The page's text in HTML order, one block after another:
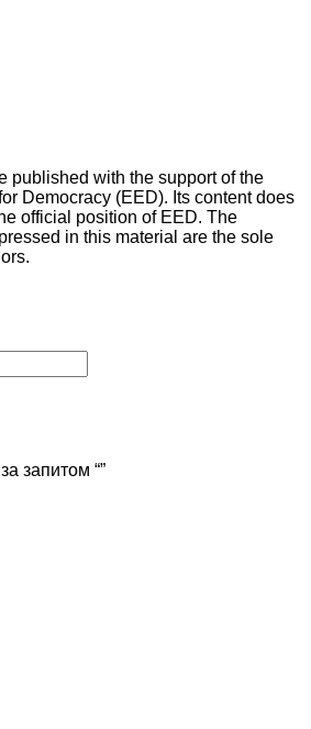
published with the support of the
Democracy (EED). Its content does
official position of EED. The
in this material are the sole
запитом “”